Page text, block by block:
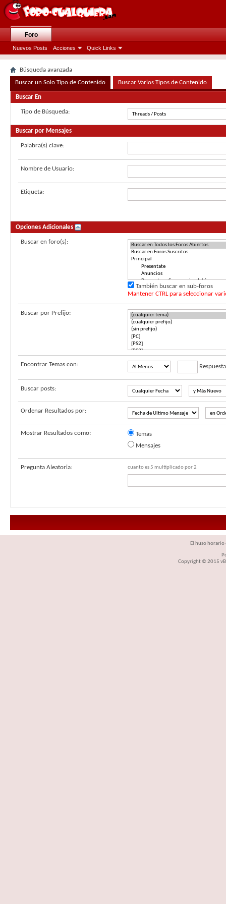
Foro
Nuevos Posts Acciones Quick Links
Búsqueda avanzada
Buscar un Solo Tipo de Contenido
Buscar Varios Tipos de Contenido
Buscar En
Tipo de Búsqueda:
Buscar por Mensajes
Palabra(s) clave:
Nombre de Usuario:
Etiqueta:
Opciones Adicionales
Buscar en foro(s):
También buscar en sub-foros
Mantener CTRL para seleccionar
Buscar por Prefijo:
Encontrar Temas con:
Buscar posts:
Ordenar Resultados por:
Mostrar Resultados como:
Temas
Mensajes
Pregunta Aleatoria: cuanto es 5 multiplicado por 2
El huso horario
Copyright © 2015